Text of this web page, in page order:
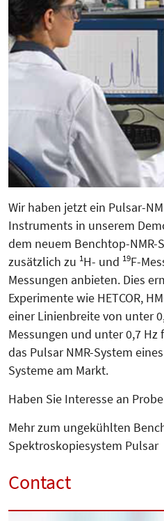
Wir haben jetzt ein Pulsar-
Instruments in unserem
dem neuem Benchtop-
zusätzlich zu 1H- und 19F-
Messungen anbieten. Dies
Experimente wie HETCOR,
einer Linienbreite von unter
Messungen und unter 0,7 Hz
das Pulsar NMR-System
Systeme am Markt.
Haben Sie Interesse an
Mehr zum ungekühlten
Spektroskopiesystem Pulsar
Contact